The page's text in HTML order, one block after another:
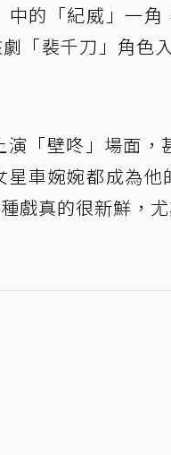
的「紀威」一
「裴千刀」角色
「壁咚」場面
車婉婉都成為
戲真的很新鮮，